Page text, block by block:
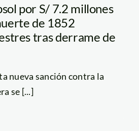
por S/ 7.2 millones
de 1852
tras derrame de
nueva sanción contra la
se [...]